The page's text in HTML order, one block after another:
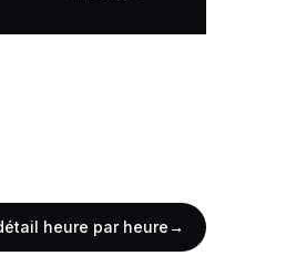
heure par heure→